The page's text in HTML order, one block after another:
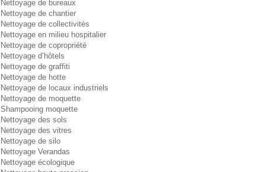
Nettoyage de bureaux
Nettoyage de chantier
Nettoyage de collectivités
Nettoyage en milieu hospitalier
Nettoyage de copropriété
Nettoyage d’hôtels
Nettoyage de graffiti
Nettoyage de hotte
Nettoyage de locaux industriels
Nettoyage de moquette
Shampooing moquette
Nettoyage des sols
Nettoyage des vitres
Nettoyage de silo
Nettoyage Verandas
Nettoyage écologique